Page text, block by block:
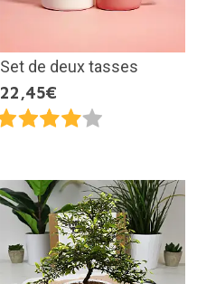
Set de deux tasses
22,45€